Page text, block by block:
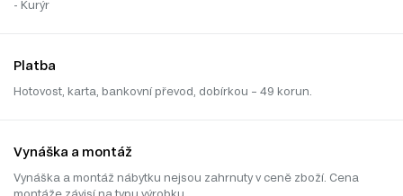
- Kurýr
Platba
Hotovost, karta, bankovní převod, dobírkou – 49 korun.
Vynáška a montáž
Vynáška a montáž nábytku nejsou zahrnuty v ceně zboží. Cena
montáže závisí na typu výrobku.